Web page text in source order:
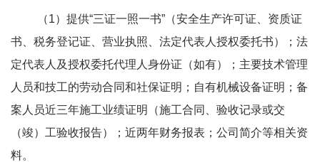
（1）提供“三证一照一书”（安全生产许可证、资质证
书、税务登记证、营业执照、法定代表人授权委托书）；法
定代表人及授权委托代理人身份证（如有）；主要技术管理
人员和技工的劳动合同和社保证明；自有机械设备证明；备
案人员近三年施工业绩证明（施工合同、验收记录或交
（竣）工验收报告）；近两年财务报表；公司简介等相关资
料。